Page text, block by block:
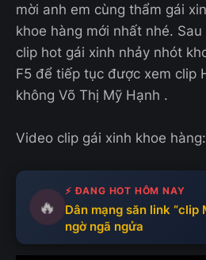
mời anh em cùng thẩm gái
khoe hàng mới nhất nhé.
clip hot gái xinh nhảy nhót
F5 để tiếp tục được xem clip
không Võ Thị Mỹ Hạnh .
Video clip gái xinh khoe hàng:
🔥
⚡ ĐANG HOT HÔM NAY
Dân mạng săn link “clip
ngờ ngã ngửa